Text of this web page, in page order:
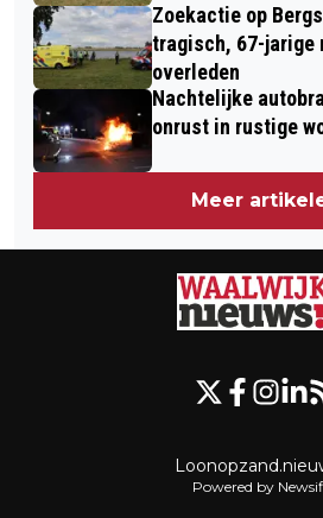
Zoekactie op
tragisch, 67-jarige
overleden
Nachtelijke
onrust in rustige
Meer
Powered by